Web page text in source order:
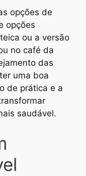
opções de
opções
ou a versão
no café da
das
uma boa
de prática e a
saudável.